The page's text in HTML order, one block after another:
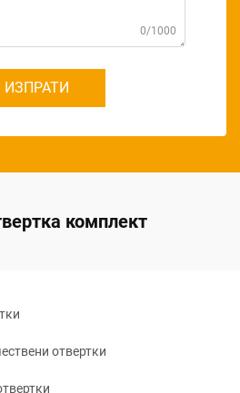
0/1000
ИЗПРАТИ
комплект
отвертки